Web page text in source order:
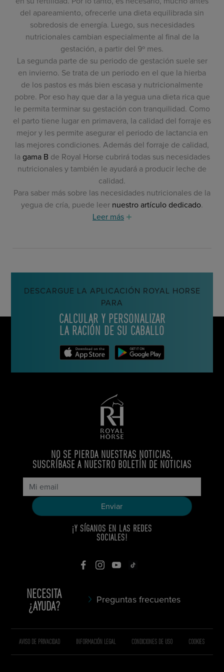
del apareamiento, ofrecerle una dieta equilibrada sin
sobredosis de energía. Luego, sus necesidades
nutricionales cambian especialmente al final de la
gestación, a partir del 9º mes.
La segunda parte de su periodo de gestación suele ser
en invierno. Se trata de un periodo en el que la hierba
de los pastos es más bien escasa y nutricionalmente
pobre. Por eso hay que dar a la yegua una dieta rica que
le permita terminar su gestación con tranquilidad. Como
el parto tiene lugar en primavera, la calidad del forraje es
mejor y les permite asegurar el periodo de lactancia en
las mejores condiciones. Además del forraje de calidad,
la gama B de Royal Horse cubrirá todas sus necesidades
nutricionales y también le ayudará a producir leche de
calidad.
Para saber más sobre las necesidades nutricionales de la
yegua de cría, puede leer nuestro artículo dedicado.
Leer más
DESCARGUE LA APLICACIÓN ROYAL HORSE
PARA
CALCULAR Y PERSONALIZAR
LA RACIÓN DE SU CABALLO
NO SE PIERDA NUESTRAS NOTICIAS,
SUSCRÍBASE A NUESTRO BOLETÍN DE NOTICIAS
¡Y SÍGANOS EN LAS REDES
SOCIALES!
NECESITA
¿AYUDA?
Preguntas frecuentes
AVISO DE PRIVACIDAD INFORMACIÓN LEGAL CONDICIONES DE USO COOKIES